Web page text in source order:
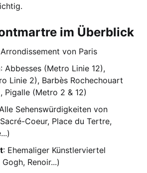
im Überblick
Arrondissement von Paris
: Abbesses (Metro Linie 12),
Linie 2), Barbès Rochechouart
Pigalle (Metro 2 & 12)
Sehenswürdigkeiten von
Coeur, Place du Tertre,
: Ehemaliger Künstlerviertel
Renoir...)